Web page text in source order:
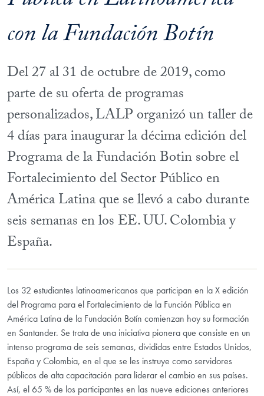
con la Fundación Botín
Del 27 al 31 de octubre de 2019, como
parte de su oferta de programas
personalizados, LALP organizó un taller de
4 días para inaugurar la décima edición del
Programa de la Fundación Botin sobre el
Fortalecimiento del Sector Público en
América Latina que se llevó a cabo durante
seis semanas en los EE. UU. Colombia y
España.
Los 32 estudiantes latinoamericanos que participan en la X edición
del Programa para el Fortalecimiento de la Función Pública en
América Latina de la Fundación Botín comienzan hoy su formación
en Santander. Se trata de una iniciativa pionera que consiste en un
intenso programa de seis semanas, divididas entre Estados Unidos,
España y Colombia, en el que se les instruye como servidores
públicos de alta capacitación para liderar el cambio en sus países.
Así, el 65 % de los participantes en las nueve ediciones anteriores